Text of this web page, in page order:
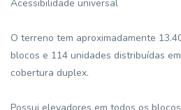
Acessibilidade universal
O terreno tem aproximadamente
blocos e 114 unidades distribuídas
cobertura duplex.